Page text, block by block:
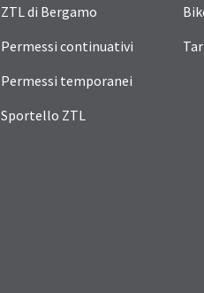
ZTL di Bergamo
Permessi continuativi
Permessi temporanei
Sportello ZTL